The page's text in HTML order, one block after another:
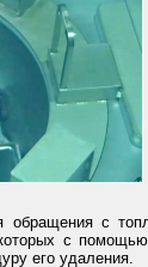
обращения с
с
его удаления.